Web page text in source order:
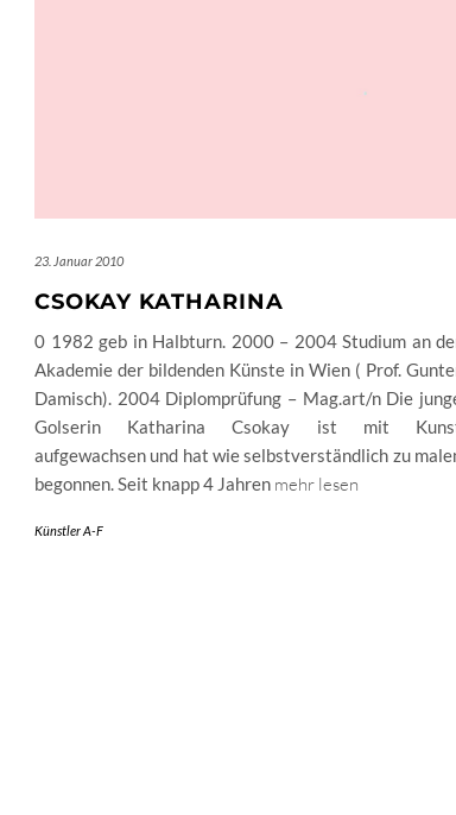
23. Januar 2010
CSOKAY KATHARINA
0 1982 geb in Halbturn. 2000 – 2004 Studium an
Akademie der bildenden Künste in Wien ( Prof.
Damisch). 2004 Diplomprüfung – Mag.art/n Die
Golserin Katharina Csokay ist mit
aufgewachsen und hat wie selbstverständlich zu
begonnen. Seit knapp 4 Jahren mehr lesen
Künstler A-F